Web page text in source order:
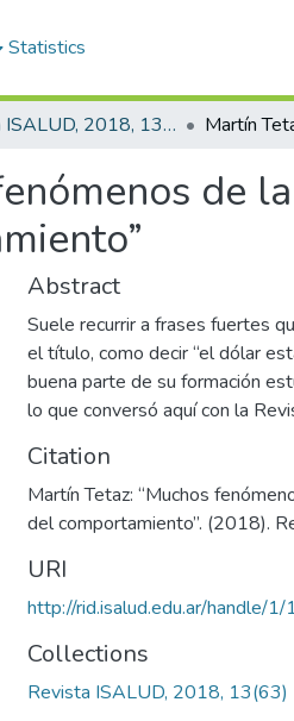
Statistics
Revista ISALUD, 2018, 13(63)
de
Abstract
Suele recurrir a frases fuertes
el título, como decir “el dólar
buena parte de su formación
lo que conversó aquí con la
Citation
Martín Tetaz: “Muchos
del comportamiento”. (2018).
URI
http://rid.isalud.edu.ar/handle/
Collections
Revista ISALUD, 2018, 13(63)